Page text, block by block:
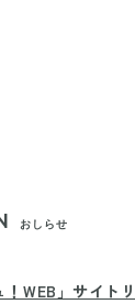
おしらせ
！WEB」サイト